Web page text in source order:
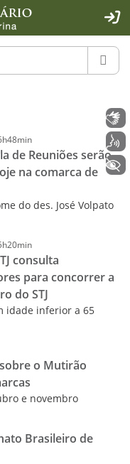
- Rybená
de Reuniões serão
na comarca de
do des. José Volpato
consulta
para concorrer a
do STJ
idade inferior a 65
o Mutirão
e novembro
Brasileiro de
+ Acessibilidade